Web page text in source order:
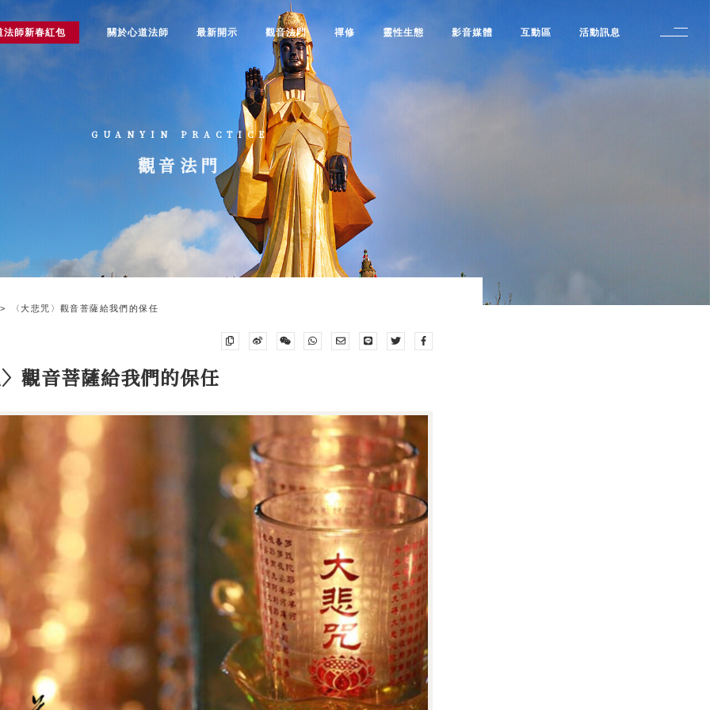
GUANYIN PRACTICE
觀音法門
〈大悲咒〉觀音菩薩給我們的保任
觀音菩薩給我們的保任
法師新春紅包 關於心道法師 最新開示 觀音法門 禪修 靈性生態 影音媒體 互動區 活動訊息